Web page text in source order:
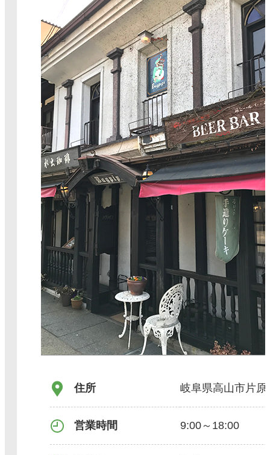
住所 岐阜県高山市片原
営業時間 9:00～18:00